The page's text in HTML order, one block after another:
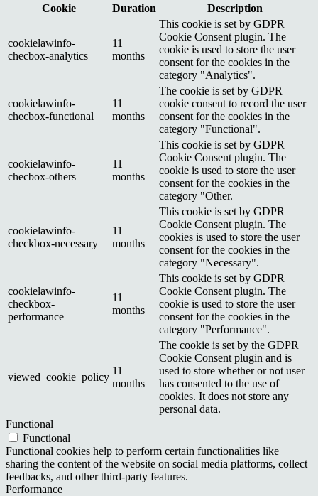
Cookie
Duration Description
cookielawinfo-
checbox-analytics
11
months
This cookie is set by GDPR
Cookie Consent plugin. The
cookie is used to store the user
consent for the cookies in the
category "Analytics".
cookielawinfo-
checbox-functional
11
months
The cookie is set by GDPR
cookie consent to record the user
consent for the cookies in the
category "Functional".
cookielawinfo-
checbox-others
11
months
This cookie is set by GDPR
Cookie Consent plugin. The
cookie is used to store the user
consent for the cookies in the
category "Other.
cookielawinfo-
checkbox-necessary
11
months
This cookie is set by GDPR
Cookie Consent plugin. The
cookies is used to store the user
consent for the cookies in the
category "Necessary".
cookielawinfo-
checkbox-
performance
11
months
This cookie is set by GDPR
Cookie Consent plugin. The
cookie is used to store the user
consent for the cookies in the
category "Performance".
viewed_cookie_policy
11
months
The cookie is set by the GDPR
Cookie Consent plugin and is
used to store whether or not user
has consented to the use of
cookies. It does not store any
personal data.
Functional
Functional
Functional cookies help to perform certain functionalities like
sharing the content of the website on social media platforms, collect
feedbacks, and other third-party features.
Performance